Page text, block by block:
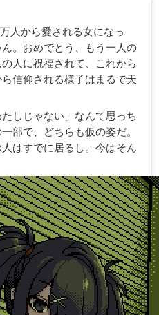
人から愛される女になっ
。おめでとう、もう一人の
人に祝福されて、これから
信仰される様子はまるで天
しじゃない」なんて思っち
部で、どちらも仮の姿だ。
はすでに居るし。今はそん